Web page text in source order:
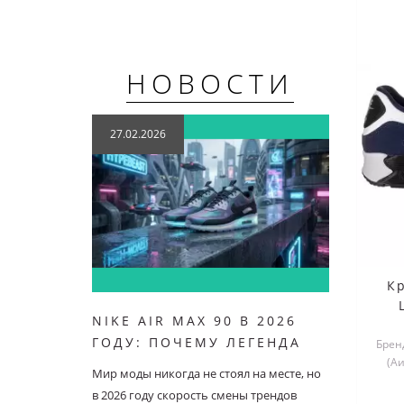
НОВОСТИ
27.02.2026
NIKE AIR MAX 90 В 2026
ГОДУ: ПОЧЕМУ ЛЕГЕНДА
Мир моды никогда не стоял на месте, но
в 2026 году скорость смены трендов
Nike